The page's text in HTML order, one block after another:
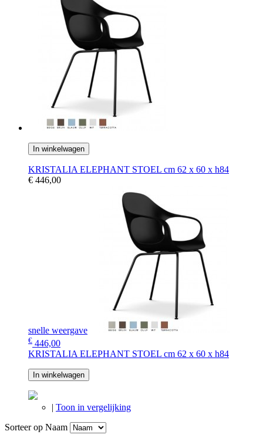
In winkelwagen
KRISTALIA ELEPHANT STOEL cm 62 x 60 x h84
€ 446,00
snelle weergave
€ 446,00
KRISTALIA ELEPHANT STOEL cm 62 x 60 x h84
In winkelwagen
| Toon in vergelijking
Sorteer op Naam